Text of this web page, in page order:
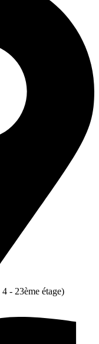
- 23ème étage)